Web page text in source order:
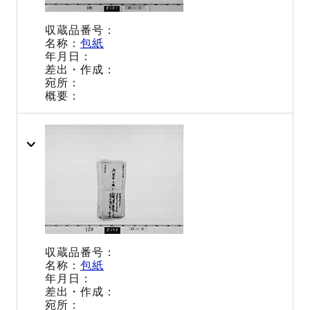
包紙
包紙